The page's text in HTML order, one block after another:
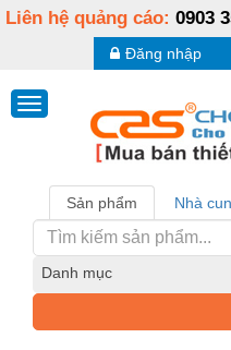
Liên hệ quảng cáo: 0903
Đăng nhập
Sản phẩm Nhà
Danh mục